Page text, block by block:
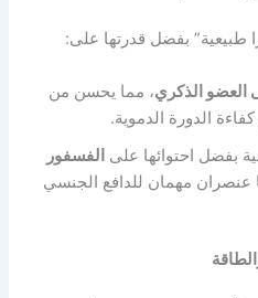
طبيعية” بفضل قدرتها على:
العضو الذكري، مما يحسن من
الدورة الدموية.
بفضل احتوائها على الفسفور
عنصران مهمان للدافع الجنسي